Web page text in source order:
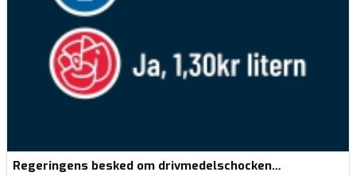
Regeringens besked om drivmedelschocken…